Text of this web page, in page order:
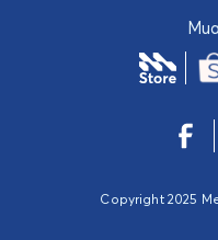
Copyright 2025